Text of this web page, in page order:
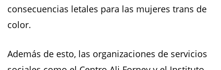
consecuencias letales para las mujeres trans de
color.
Además de esto, las organizaciones de servicios